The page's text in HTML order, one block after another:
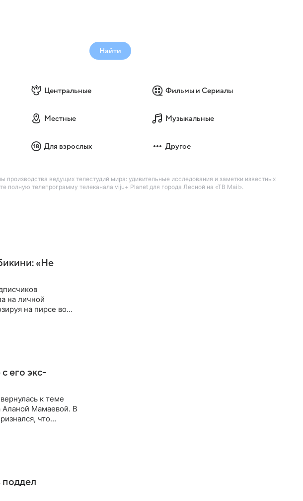
Найти
Центральные Фильмы и Сериалы
Местные Музыкальные
Для взрослых Другое
ведущих телестудий мира: удивительные исследования и заметки известных
полную телепрограмму телеканала viju+ Planet для города Лесной на «ТВ Mail».
«Не
на личной
на пирсе во
его экс-
к теме
Аланой Мамаевой. В
что
поддел